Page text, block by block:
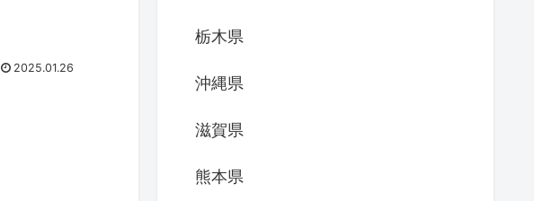
2025.01.26
栃木県
沖縄県
滋賀県
熊本県